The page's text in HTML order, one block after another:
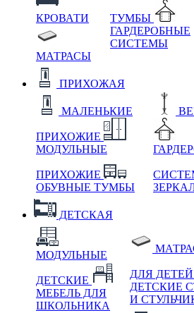
КРОВАТИ
МАТРАСЫ
ТУМБЫ
ГАРДЕРОБНЫЕ
СИСТЕМЫ
ПРИХОЖАЯ
МАЛЕНЬКИЕ
ПРИХОЖИЕ
МОДУЛЬНЫЕ
ПРИХОЖИЕ
ОБУВНЫЕ ТУМБЫ
ДЕТСКАЯ
МОДУЛЬНЫЕ
ДЕТСКИЕ
МЕБЕЛЬ ДЛЯ
ШКОЛЬНИКА
ДЛЯ ДЕТЕЙ
ДЕТСКИЕ
И